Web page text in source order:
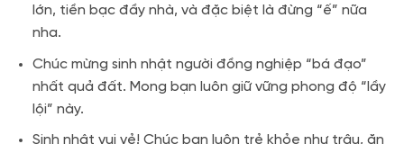
lớn, tiền bạc đầy nhà, và đặc biệt là đừng “ế” nữa
nha.
Chúc mừng sinh nhật người đồng nghiệp “bá đạo”
nhất quả đất. Mong bạn luôn giữ vững phong độ “lầy
lội” này.
Sinh nhật vui vẻ! Chúc bạn luôn trẻ khỏe như trâu, ăn